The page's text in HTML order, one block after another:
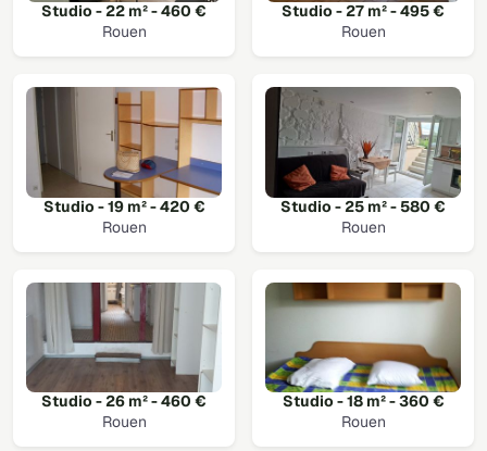
Studio - 22 m² - 460 €
Rouen
Studio - 27 m² - 495 €
Rouen
Studio - 19 m² - 420 €
Rouen
Studio - 25 m² - 580 €
Rouen
Studio - 26 m² - 460 €
Rouen
Studio - 18 m² - 360 €
Rouen